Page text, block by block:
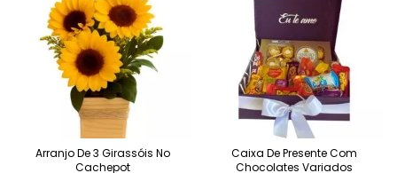
Arranjo De 3 Girassóis No
Cachepot
Caixa De Presente Com
Chocolates Variados